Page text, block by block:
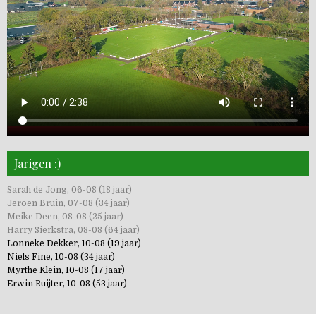
Jarigen :)
Sarah de Jong, 06-08 (18 jaar)
Jeroen Bruin, 07-08 (34 jaar)
Meike Deen, 08-08 (25 jaar)
Harry Sierkstra, 08-08 (64 jaar)
Lonneke Dekker, 10-08 (19 jaar)
Niels Fine, 10-08 (34 jaar)
Myrthe Klein, 10-08 (17 jaar)
Erwin Ruijter, 10-08 (53 jaar)